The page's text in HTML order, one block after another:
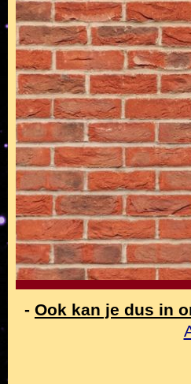
- Ook kan je dus in